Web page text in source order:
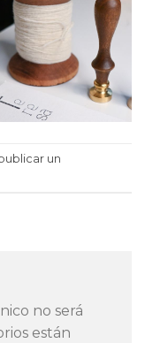
un
no será
están